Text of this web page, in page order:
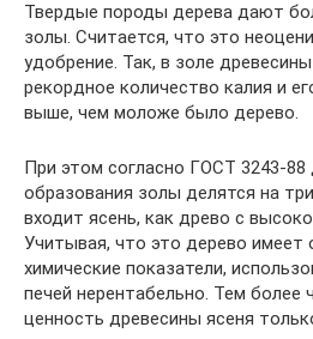
Твердые породы дерева дают
золы. Считается, что это
удобрение. Так, в золе
рекордное количество калия и
выше, чем моложе было дерево.
При этом согласно ГОСТ 3243-88
образования золы делятся на
входит ясень, как древо с
Учитывая, что это дерево имеет
химические показатели,
печей нерентабельно. Тем более
ценность древесины ясеня